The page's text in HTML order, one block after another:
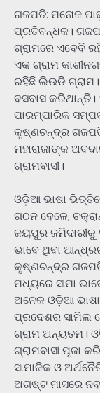
ଗଜପତି: ମନୋଜ
ପ୍ରତିବନ୍ଧକ।
ଗ୍ରାମରେ ଏବେବି
ଏକ ଗ୍ରାମ
ରହିଛି ଲିଉଡି
ବସବାସ କରିଥାନ୍ତି।
ପାରମ୍ପାରିକ
କୃଷ୍ଣଚନ୍ଦ୍ର
ମହାରାଜାଙ୍କ
ଗ୍ରାମବାସୀ।
ଓଡ଼ିଆ ଭାଷା
ଗଠନ ବେଳେ,
ଜୟପୁର ଜମିଦାରୀକୁ
ଭାବେ ଥିବା
କୃଷ୍ଣଚନ୍ଦ୍ର
ମଧ୍ୟରେ ସୀମା
ଅନେକ ଓଡ଼ିଆ
ପ୍ରଦେଶର ସାମିଲ
ଗ୍ରାମ ଅନ୍ୟତମ।
ଗ୍ରାମବାସୀ ପୂଜା
ସାମାଜିକ ଓ
ଅଗଷ୍ଟ ମାସରେ ନବ